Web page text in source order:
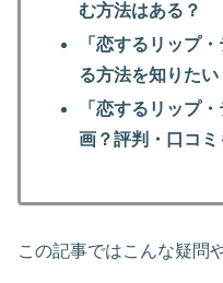
む方法はある？
「恋するリップ
る方法を知りたい
「恋するリップ
画？評判・口コミ
この記事ではこんな疑問